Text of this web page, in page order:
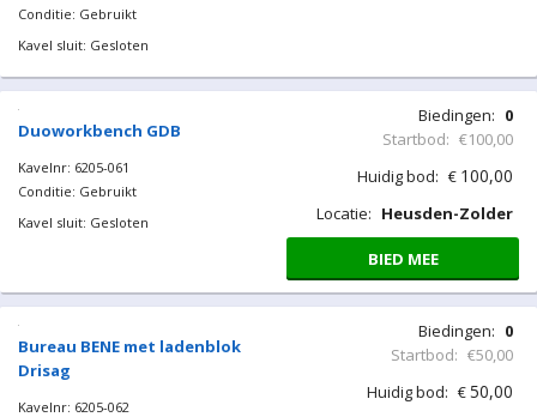
Conditie: Gebruikt
Kavel sluit: Gesloten
Duoworkbench GDB
Kavelnr: 6205-061
Conditie: Gebruikt
Kavel sluit: Gesloten
Biedingen: 0
Startbod: €100,00
Huidig bod: € 100,00
Locatie: Heusden-Zolder
BIED MEE
Bureau BENE met ladenblok
Drisag
Kavelnr: 6205-062
Biedingen: 0
Startbod: €50,00
Huidig bod: €50,00